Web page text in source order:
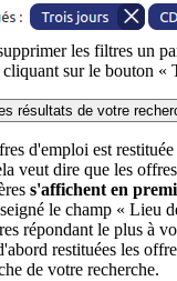
les filtres un
sur le bouton «
résultats de votre
d'emploi est
veut dire que les
s'affichent en
le champ « Lieu
répondant le plus à
restituées les
de votre recherche.